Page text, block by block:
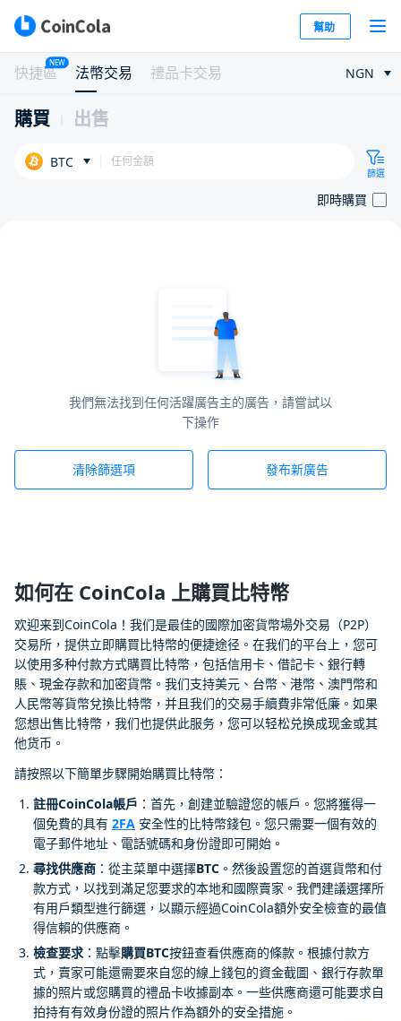
幫助
快捷區
NEW
法幣交易 禮品卡交易 NGN
購買 出售
BTC
篩選
即時購買
我們無法找到任何活躍廣告主的廣告，請嘗試以
下操作
清除篩選項 發布新廣告
如何在 CoinCola 上購買比特幣
欢迎来到CoinCola！我们是最佳的國際加密貨幣場外交易（P2P）
交易所，提供立即購買比特幣的便捷途径。在我们的平台上，您可
以使用多种付款方式購買比特幣，包括信用卡、借記卡、銀行轉
賬、現金存款和加密貨幣。我们支持美元、台幣、港幣、澳門幣和
人民幣等貨幣兌換比特幣，并且我们的交易手續費非常低廉。如果
您想出售比特幣，我们也提供此服务，您可以轻松兑换成现金或其
他货币。
請按照以下簡單步驟開始購買比特幣：
註冊CoinCola帳戶 ：首先，創建並驗證您的帳戶。您將獲得一
個免費的具有 2FA 安全性的比特幣錢包。您只需要一個有效的
電子郵件地址、電話號碼和身份證即可開始。
尋找供應商 ：從主菜單中選擇BTC 。然後設置您的首選貨幣和付
款方式，以找到滿足您要求的本地和國際賣家。我們建議選擇所
有用戶類型進行篩選，以顯示經過CoinCola額外安全檢查的最值
得信賴的供應商。
檢查要求：點擊購買BTC按鈕查看供應商的條款。根據付款方
式，賣家可能還需要來自您的線上錢包的資金截圖、銀行存款單
據的照片或您購買的禮品卡收據副本。一些供應商還可能要求自
拍持有有效身份證的照片作為額外的安全措施。